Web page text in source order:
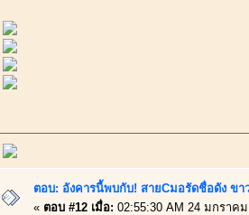
ตอบ: อังคารนี้พบกับ! สายCมอรัดชื่อดัง ขา
« ตอบ #12 เมื่อ: 02:55:30 AM 24 มกราค